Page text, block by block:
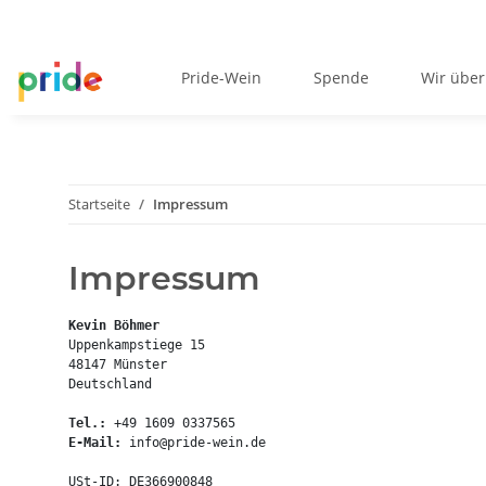
Pride-Wein Spende Wir
Startseite Impressum
Impressum
Kevin Böhmer
Uppenkampstiege 15
48147 Münster
Deutschland
Tel.:
E-Mail:
info@pride-wein.de
USt-ID: DE366900848